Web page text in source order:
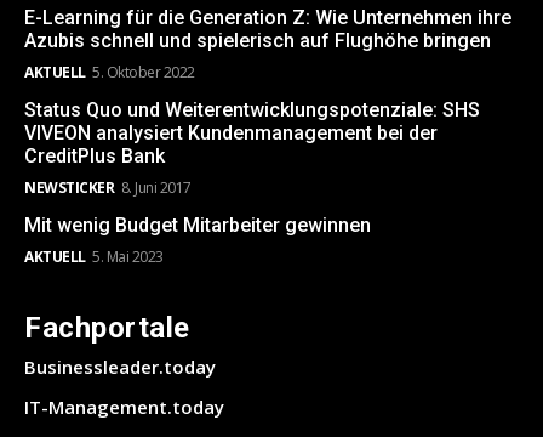
E-Learning für die Generation Z: Wie Unternehmen ihre
Azubis schnell und spielerisch auf Flughöhe bringen
AKTUELL 5. Oktober 2022
Status Quo und Weiterentwicklungspotenziale: SHS
VIVEON analysiert Kundenmanagement bei der
CreditPlus Bank
NEWSTICKER 8. Juni 2017
Mit wenig Budget Mitarbeiter gewinnen
AKTUELL 5. Mai 2023
Fachportale
Businessleader.today
IT-Management.today